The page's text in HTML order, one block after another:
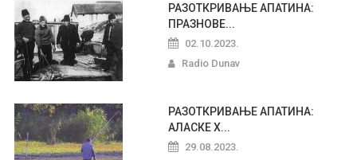
РАЗОТКРИВАЊЕ АПАТИНА:
ПРАЗНОВЕ...
02.10.2023.
Radio Dunav
РАЗОТКРИВАЊЕ АПАТИНА:
АЛАСКЕ Х...
29.08.2023.